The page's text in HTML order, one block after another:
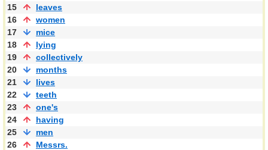
15
leaves
16
women
17
mice
18
lying
19
collectively
20
months
21
lives
22
teeth
23
one's
24
having
25
men
26
Messrs.